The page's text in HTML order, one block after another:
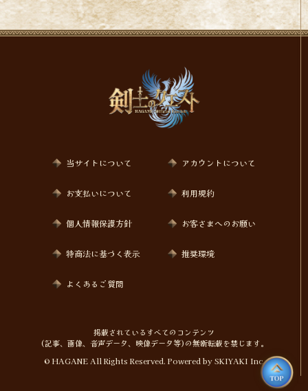
当サイトについて アカウントについて
お支払いについて 利用規約
個人情報保護方針 お客さまへのお願い
特商法に基づく表示 推奨環境
よくあるご質問
掲載されているすべてのコンテンツ
(記事、画像、音声データ、映像データ等)の無断転載を禁じます。
© HAGANE All Rights Reserved. Powered bySKIYAKI Inc.